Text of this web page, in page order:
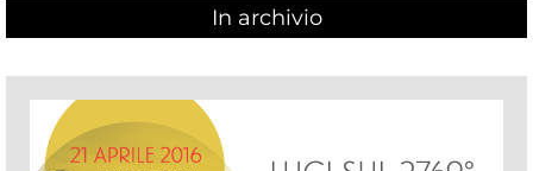
In archivio